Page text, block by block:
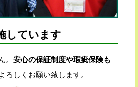
しています
。 安心の保証制度や瑕疵保険も
しくお願い致します。